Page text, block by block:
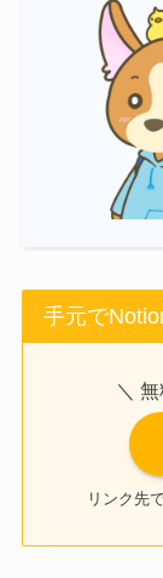
手元で
＼
リンク先